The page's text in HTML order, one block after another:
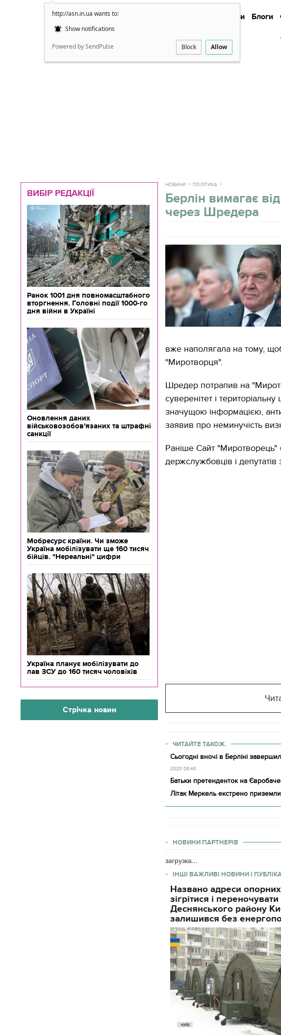
http://asn.in.ua wants to:
Show notifications
Powered by SendPulse Block Allow
Новини Блоги
ВИБІР РЕДАКЦІЇ
Ранок 1001 дня повномасштабного
вторгнення. Головні події 1000-го
дня війни в Україні
Оновлення даних
військовозобов'язаних та штрафні
санкції
Мобресурс країни. Чи зможе
Україна мобілізувати ще 160 тисяч
бійців. "Нереальні" цифри
Україна планує мобілізувати до
лав ЗСУ до 160 тисяч чоловіків
Стрічка новин
НОВИНИ ПОЛІТИКА
Берлін вимагає
через Шредера
вже наполягала на тому,
"Миротворця".
Шредер потрапив на
суверенітет і територіальну
значущою інформацією,
заявив про неминучість
Раніше Сайт "Миротворець"
держслужбовців і
ЧИТАЙТЕ ТАКОЖ.
Сьогодні вночі в Берліні
2020 08:40
Батьки претенденток на
Літак Меркель екстрено
НОВИНИ ПАРТНЕРІВ
загрузка...
ІНШІ ВАЖЛИВІ НОВИНИ І
Названо адреси
зігрітися і
Деснянського району
залишився без